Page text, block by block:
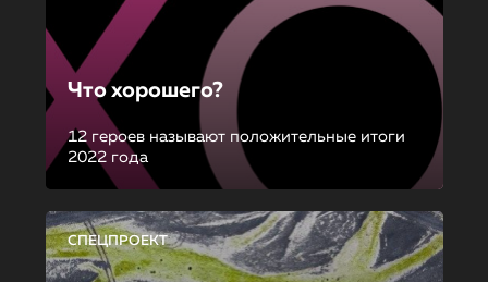
Что хорошего?
12 героев называют положительные итоги
2022 года
СПЕЦПРОЕКТ